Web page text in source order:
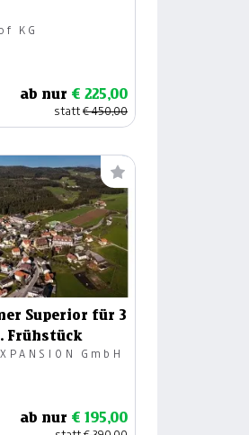
KG
ab nur € 225,00
statt€ 450,00
Superior für 3
Frühstück
GmbH
ab nur € 195,00